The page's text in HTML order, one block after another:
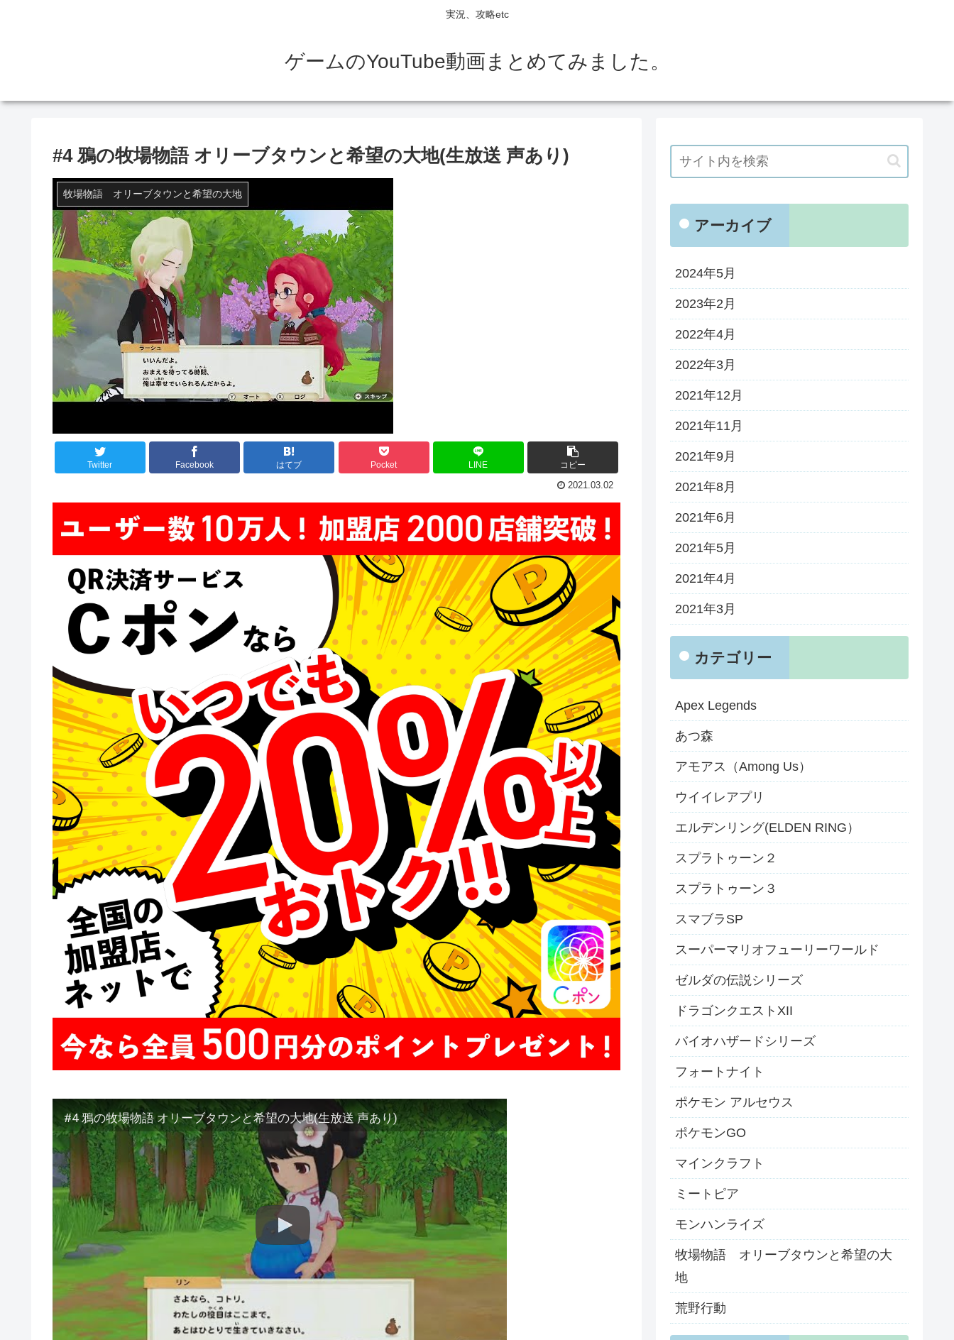
実況、攻略etc
ゲームのYouTube動画まとめてみました。
#4 鴉の牧場物語 オリーブタウンと希望の大地(生放送 声あり)
牧場物語 オリーブタウンと希望の大地
Twitter Facebook はてブ Pocket LINE コピー
2021.03.02
#4 鴉の牧場物語 オリーブタウンと希望の大地(生放送 声あり)
アーカイブ
2024年5月
2023年2月
2022年4月
2022年3月
2021年12月
2021年11月
2021年9月
2021年8月
2021年6月
2021年5月
2021年4月
2021年3月
カテゴリー
Apex Legends
あつ森
アモアス（Among Us）
ウイイレアプリ
エルデンリング(ELDEN RING）
スプラトゥーン２
スプラトゥーン３
スマブラSP
スーパーマリオフューリーワールド
ゼルダの伝説シリーズ
ドラゴンクエストXII
バイオハザードシリーズ
フォートナイト
ポケモン アルセウス
ポケモンGO
マインクラフト
ミートピア
モンハンライズ
牧場物語 オリーブタウンと希望の大
地
荒野行動